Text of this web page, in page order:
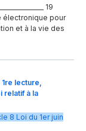
19
électronique pour
et à la vie des
1re lecture,
relatif à la
8 Loi du 1er juin